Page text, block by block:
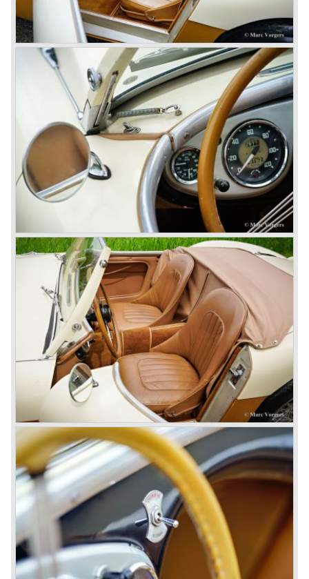
Oktober 1963 wordt de definitieve Austin Healey 3000
voorgesteld; de MK III. De MK III was net als de MK IIa
enkel verkrijgbaar als 2+2 convertible uitvoering. De motor
werd voorzien van een andere nokkenas en andere
klepveren. Tevens werden grotere 2 inch S.U. HD-8
carburateurs toegepast. De MK III kreeg een geheel
gewijzigd dashboard en een middenconsole. De "big
Healey" startte vanaf dit ogenblik met een contactsleutel
i.p.v. een startknop. De scharnierende leuning van de
achterstoelen deed nu in omgeklapte vorm ook dienst als
vlakke laadvloer.
In mei 1964 krijgt de Austin Healey 3000 MK III de laatste
modificaties die resulteren in de introductie van het "phase
2" model. De MK III phase 2 werd o.a. voorzien van een
aangepast chassis om de achteras meer verticale ruimte
te geven teneinde een langere veerweg te bereiken. De
achteras werd nu afgeveerd door zesblads bladveren.
Ook werden de schijfremmen gewijzigd en werden de
voorste knipperlicht en stadslicht lenzen groter.
In maart 1965 wordt de Austin Healey 3000 MK III phase 2
ook aan de achterzijde voorzien van separate richting
aanwijzers. De lenzen van de achterlichten worden even
groot als die aan de voorzijde.
Het laatste volledige productiejaar is 1967. 3051 Healey's
worden er dat jaar geproduceerd. De laatste productie
batch, november/ december 1967, van ruim 500 auto's
wordt uitgevoerd in de kleur metallic golden beige met een
zwart interieur. De stoelen worden voorzien van
imitatiechroom "piping". De foto hieronder toont zo'n
"Golden" Healey uit 1967.
In 1968 was het definitief gedaan met de productie van de
Austin Healey. In maart 1968 wordt er nog één
rechtsgestuurde Austin Healey 3000 MK phase 2
gebouwd. Wij zijn erg benieuwd voor wie deze
"nakomeling" werd gebouwd...
Heden ten dage is de Austin Healey één van de meest
populaire klassiekers. De prachtige vormgeving, het
karakter en de machtige motorblokken zullen altijd tot de
verbeelding blijven spreken.
© Marc Vorgers